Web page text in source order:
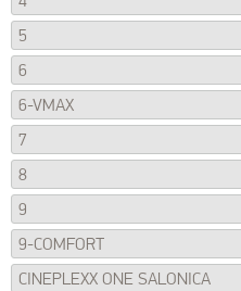
5
6
6-VMAX
7
8
9
9-COMFORT
CINEPLEXX ONE SALONICA